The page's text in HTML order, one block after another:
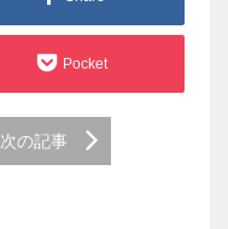
Pocket
次の記事